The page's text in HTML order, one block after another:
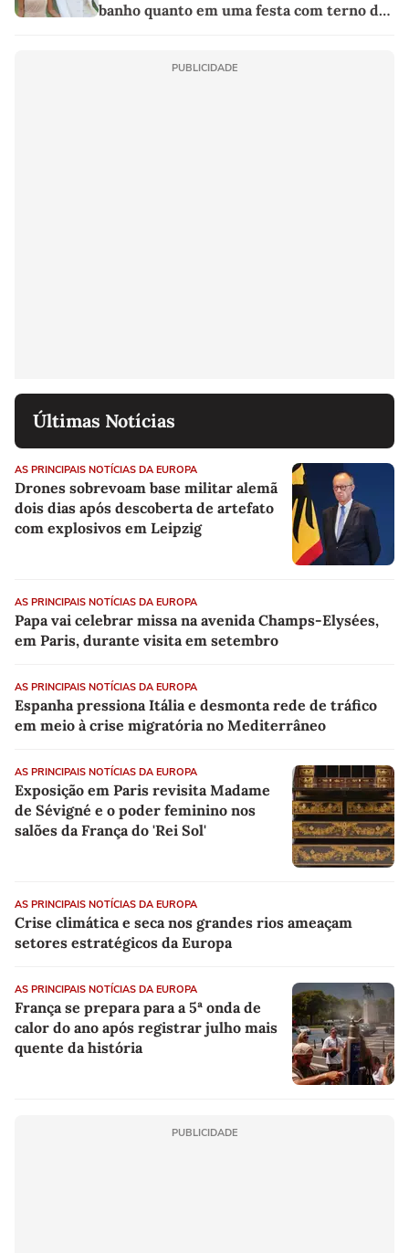
banho quanto em uma festa com terno de
PUBLICIDADE
Últimas Notícias
AS PRINCIPAIS NOTÍCIAS DA EUROPA
Drones sobrevoam base militar alemã
dois dias após descoberta de artefato
com explosivos em Leipzig
AS PRINCIPAIS NOTÍCIAS DA EUROPA
Papa vai celebrar missa na avenida Champs-Elysées,
em Paris, durante visita em setembro
AS PRINCIPAIS NOTÍCIAS DA EUROPA
Espanha pressiona Itália e desmonta rede de tráfico
em meio à crise migratória no Mediterrâneo
AS PRINCIPAIS NOTÍCIAS DA EUROPA
Exposição em Paris revisita Madame
de Sévigné e o poder feminino nos
salões da França do 'Rei Sol'
AS PRINCIPAIS NOTÍCIAS DA EUROPA
Crise climática e seca nos grandes rios ameaçam
setores estratégicos da Europa
AS PRINCIPAIS NOTÍCIAS DA EUROPA
França se prepara para a 5ª onda de
calor do ano após registrar julho mais
quente da história
PUBLICIDADE